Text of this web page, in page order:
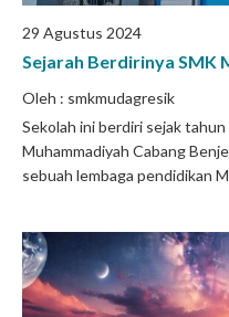
29 Agustus 2024
Sejarah Berdirinya SMK
Oleh : smkmudagresik
Sekolah ini berdiri sejak
Muhammadiyah Cabang
sebuah lembaga pendidikan